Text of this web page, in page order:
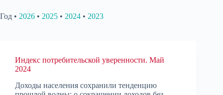
Год • 2026 • 2025 • 2024 • 2023
Индекс потребительской уверенности. Май
2024
Доходы населения сохранили тенденцию